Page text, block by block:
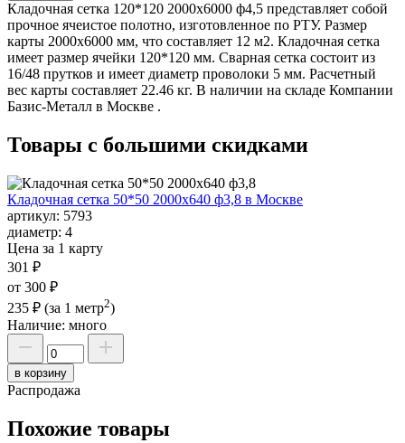
Кладочная сетка 120*120 2000х6000 ф4,5 представляет собой
прочное ячеистое полотно, изготовленное по РТУ. Размер
карты 2000х6000 мм, что составляет 12 м2. Кладочная сетка
имеет размер ячейки 120*120 мм. Сварная сетка состоит из
16/48 прутков и имеет диаметр проволоки 5 мм. Расчетный
вес карты составляет 22.46 кг. В наличии на складе Компании
Базис-Металл в Москве .
Товары с большими скидками
Кладочная сетка 50*50 2000х640 ф3,8 в Москве
артикул: 5793
диаметр: 4
Цена за 1 карту
301 ₽
от 300 ₽
235 ₽ (за 1 метр2)
Наличие: много
в корзину
Распродажа
Похожие товары